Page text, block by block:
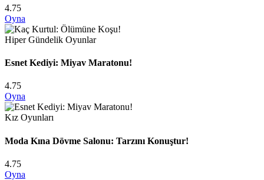
4.75
Oyna
Hiper Gündelik Oyunlar
Esnet Kediyi: Miyav Maratonu!
4.75
Oyna
Kız Oyunları
Moda Kına Dövme Salonu: Tarzını Konuştur!
4.75
Oyna